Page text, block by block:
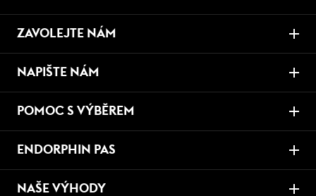
ZAVOLEJTE NÁM
NAPIŠTE NÁM
POMOC S VÝBĚREM
ENDORPHIN PAS
NAŠE VÝHODY